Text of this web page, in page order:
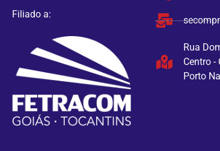
Filiado a:
Rua
Centro -
Porto